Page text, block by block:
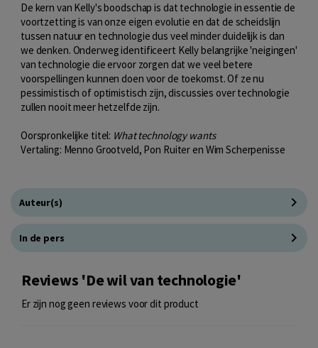
De kern van Kelly's boodschap is dat technologie in essentie de
voortzetting is van onze eigen evolutie en dat de scheidslijn
tussen natuur en technologie dus veel minder duidelijk is dan
we denken. Onderweg identificeert Kelly belangrijke 'neigingen'
van technologie die ervoor zorgen dat we veel betere
voorspellingen kunnen doen voor de toekomst. Of ze nu
pessimistisch of optimistisch zijn, discussies over technologie
zullen nooit meer hetzelfde zijn.
Oorspronkelijke titel: What technology wants
Vertaling: Menno Grootveld, Pon Ruiter en Wim Scherpenisse
Auteur(s)
In de pers
Reviews 'De wil van technologie'
Er zijn nog geen reviews voor dit product